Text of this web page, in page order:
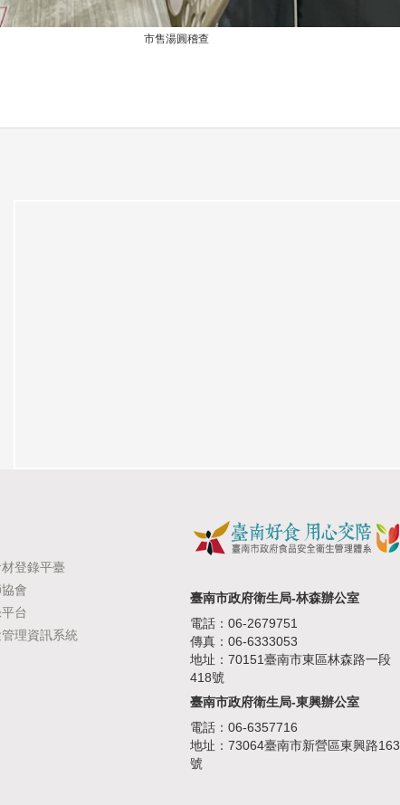
市售湯圓稽查
登錄平臺
會
台
理資訊系統
臺南市政府衛生局-林森辦公室
電話：06-2679751
傳真：06-6333053
地址：70151臺南市東區林森路一段
418號
臺南市政府衛生局-東興辦公室
電話：06-6357716
地址：73064臺南市新營區東興路163
號